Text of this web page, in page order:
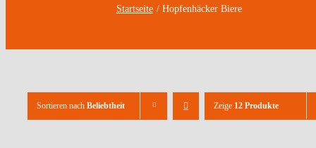
Startseite Hopfenhäcker Biere
Sortieren nach Beliebtheit Zeige 12 Produkte